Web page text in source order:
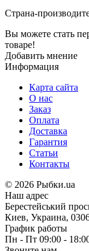
Страна-
Вы можете стать
товаре!
Добавить мнение
Информация
Карта сайта
О нас
Заказ
Оплата
Доставка
Гарантия
Статьи
Контакты
© 2026 Рыбки.ua
Наш адрес
Берестейський
Киев, Украина,
График работы
Пн - Пт 09:00 -